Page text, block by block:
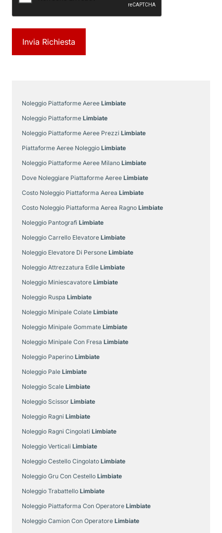
Noleggio Piattaforme Aeree Limbiate
Noleggio Piattaforme Limbiate
Noleggio Piattaforme Aeree Prezzi Limbiate
Piattaforme Aeree Noleggio Limbiate
Noleggio Piattaforme Aeree Milano Limbiate
Dove Noleggiare Piattaforme Aeree Limbiate
Costo Noleggio Piattaforma Aerea Limbiate
Costo Noleggio Piattaforma Aerea Ragno Limbiate
Noleggio Pantografi Limbiate
Noleggio Carrello Elevatore Limbiate
Noleggio Elevatore Di Persone Limbiate
Noleggio Attrezzatura Edile Limbiate
Noleggio Miniescavatore Limbiate
Noleggio Ruspa Limbiate
Noleggio Minipale Colate Limbiate
Noleggio Minipale Gommate Limbiate
Noleggio Minipale Con Fresa Limbiate
Noleggio Paperino Limbiate
Noleggio Pale Limbiate
Noleggio Scale Limbiate
Noleggio Scissor Limbiate
Noleggio Ragni Limbiate
Noleggio Ragni Cingolati Limbiate
Noleggio Verticali Limbiate
Noleggio Cestello Cingolato Limbiate
Noleggio Gru Con Cestello Limbiate
Noleggio Trabattello Limbiate
Noleggio Piattaforma Con Operatore Limbiate
Noleggio Camion Con Operatore Limbiate